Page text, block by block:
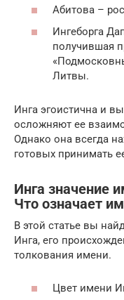
Абитова –
Ингеборга
получившая
Литвы.
Инга эгоистична и
осложняют ее
Однако она всегда
готовых принимать
Инга значение
Что означает
В этой статье вы
Инга, его
толкования имени.
Цвет имени